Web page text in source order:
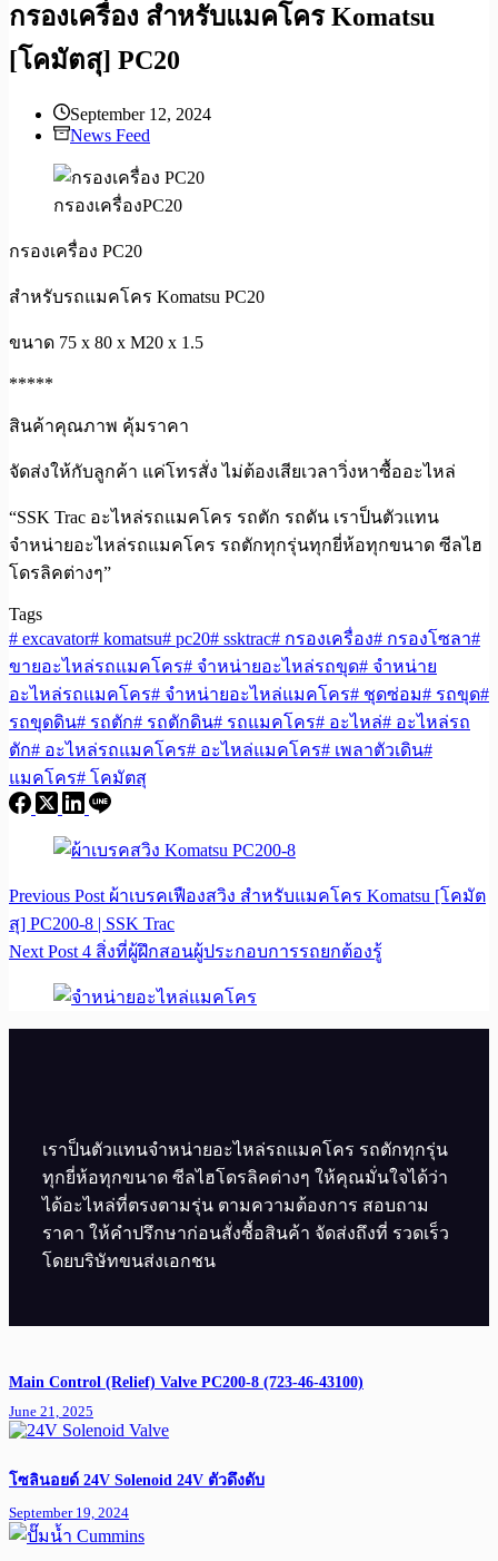
กรองเครื่อง สำหรับแมคโคร Komatsu
[โคมัตสุ] PC20
September 12, 2024
News Feed
กรองเครื่องPC20
กรองเครื่อง PC20
สำหรับรถแมคโคร Komatsu PC20
ขนาด 75 x 80 x M20 x 1.5
*****
สินค้าคุณภาพ คุ้มราคา
จัดส่งให้กับลูกค้า แค่โทรสั่ง ไม่ต้องเสียเวลาวิ่งหาซื้ออะไหล่
“SSK Trac อะไหล่รถแมคโคร รถตัก รถดัน เราป็นตัวแทน
จำหน่ายอะไหล่รถแมคโคร รถตักทุกรุ่นทุกยี่ห้อทุกขนาด ซีลไฮ
โดรลิคต่างๆ”
Tags
# excavator# komatsu# pc20# ssktrac# กรองเครื่อง# กรองโซลา#
ขายอะไหล่รถแมคโคร# จำหน่ายอะไหล่รถขุด# จำหน่าย
อะไหล่รถแมคโคร# จำหน่ายอะไหล่แมคโคร# ชุดซ่อม# รถขุด#
รถขุดดิน# รถตัก# รถตักดิน# รถแมคโคร# อะไหล่# อะไหล่รถ
ตัก# อะไหล่รถแมคโคร# อะไหล่แมคโคร# เพลาตัวเดิน#
แมคโคร# โคมัตสุ
Previous Post ผ้าเบรคเฟืองสวิง สำหรับแมคโคร Komatsu [โคมัต
สุ] PC200-8 | SSK Trac
Next Post 4 สิ่งที่ผู้ฝึกสอนผู้ประกอบการรถยกต้องรู้
เราป็นตัวแทนจำหน่ายอะไหล่รถแมคโคร รถตักทุกรุ่น
ทุกยี่ห้อทุกขนาด ซีลไฮโดรลิคต่างๆ ให้คุณมั่นใจได้ว่า
ได้อะไหล่ที่ตรงตามรุ่น ตามความต้องการ สอบถาม
ราคา ให้คำปรึกษาก่อนสั่งซื้อสินค้า จัดส่งถึงที่ รวดเร็ว
โดยบริษัทขนส่งเอกชน
Main Control (Relief) Valve PC200-8 (723-46-43100)
June 21, 2025
โซลินอยด์ 24V Solenoid 24V ตัวดึงดับ
September 19, 2024